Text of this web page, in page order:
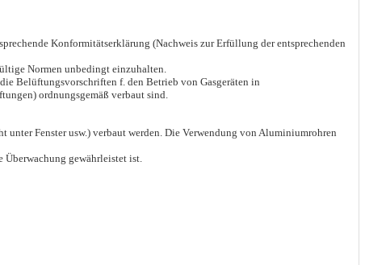
Konformitätserklärung (Nachweis zur Erfüllung der entsprechenden
Normen unbedingt einzuhalten.
Belüftungsvorschriften f. den Betrieb von Gasgeräten in
ordnungsgemäß verbaut sind.
unter Fenster usw.) verbaut werden. Die Verwendung von Aluminiumrohren
Überwachung gewährleistet ist.